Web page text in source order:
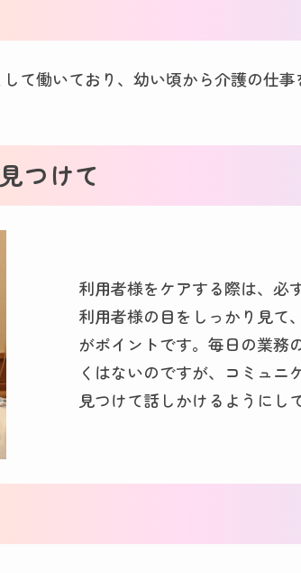
て働いており、幼い頃から介護の仕
つけて
利用者様をケアする際は、必
利用者様の目をしっかり見て
がポイントです。毎日の業務
くはないのですが、コミュニ
見つけて話しかけるようにし